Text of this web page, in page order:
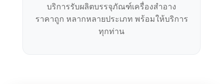
บริการรับผลิตบรรจุภัณฑ์เครื่องสำอาง
ราคาถูก หลากหลายประเภท พร้อมให้บริการ
ทุกท่าน